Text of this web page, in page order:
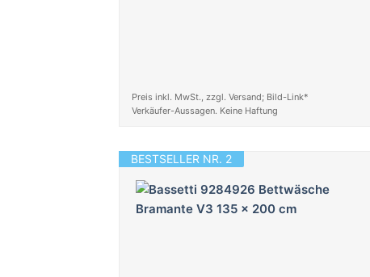
Preis inkl. MwSt., zzgl. Versand; Bild-Link*
Verkäufer-Aussagen. Keine Haftung
BESTSELLER NR. 2